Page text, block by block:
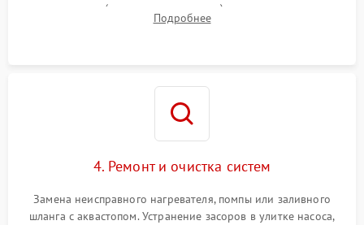
прессостата (датчика уровня воды), датчика мутности,
концевика дверцы и электронного модуля управления.
Подробнее
4. Ремонт и очистка систем
Замена неисправного нагревателя, помпы или заливного
шланга с аквастопом. Устранение засоров в улитке насоса,